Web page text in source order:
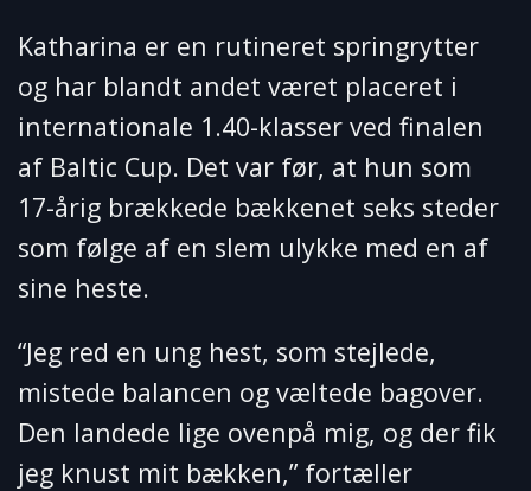
Katharina er en rutineret springrytter
og har blandt andet været placeret i
internationale 1.40-klasser ved finalen
af Baltic Cup. Det var før, at hun som
17-årig brækkede bækkenet seks steder
som følge af en slem ulykke med en af
sine heste.
“Jeg red en ung hest, som stejlede,
mistede balancen og væltede bagover.
Den landede lige ovenpå mig, og der fik
jeg knust mit bækken,” fortæller